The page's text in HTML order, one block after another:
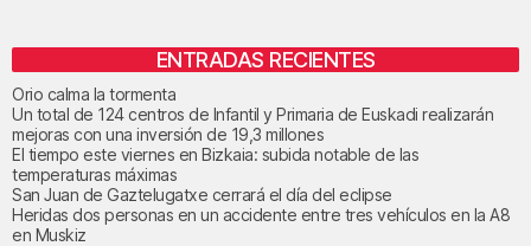
ENTRADAS RECIENTES
Orio calma la tormenta
Un total de 124 centros de Infantil y Primaria de Euskadi realizarán
mejoras con una inversión de 19,3 millones
El tiempo este viernes en Bizkaia: subida notable de las
temperaturas máximas
San Juan de Gaztelugatxe cerrará el día del eclipse
Heridas dos personas en un accidente entre tres vehículos en la A8
en Muskiz